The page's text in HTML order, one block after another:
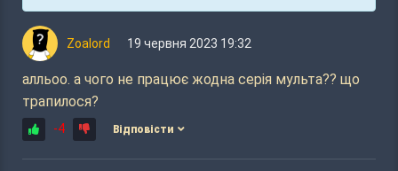
Zoalord 19 червня 2023 19:32
алльоо. а чого не працює жодна серія мульта?? що
трапилося?
-4 Відповісти